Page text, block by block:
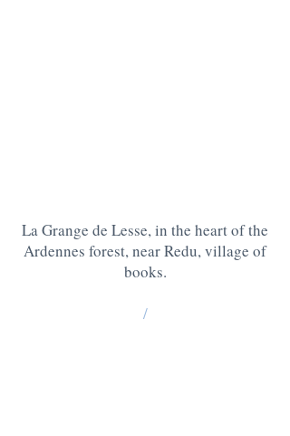
La Grange de Lesse, in the heart of the
Ardennes forest, near Redu, village of
books.
/